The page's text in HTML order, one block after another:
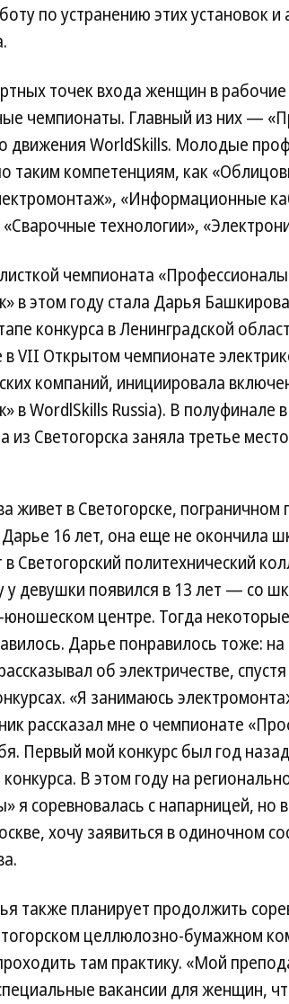
по устранению этих установок
точек входа женщин в
чемпионаты. Главный из них —
движения WorldSkills. Молодые
таким компетенциям, как
«Информационные
технологии»,
чемпионата
в этом году стала Дарья
конкурса в Ленинградской
в VII Открытом чемпионате
компаний, инициировала
в WordlSkills Russia). В полуфинале
из Светогорска заняла третье
живет в Светогорске, пограничном
Дарье 16 лет, она еще не окончила
в Светогорский политехнический
девушки появился в 13 лет — со
юношеском центре. Тогда
Дарье понравилось тоже:
об электричестве,
«Я занимаюсь
рассказал мне о чемпионате
Первый мой конкурс был год
конкурса. В этом году на
я соревновалась с напарницей, но
хочу заявиться в одиночном
также планирует продолжить
целлюлозно-бумажном
там практику. «Мой
вакансии для женщин,